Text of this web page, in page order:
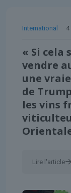
International
« Si cela
vendre
une
de
les vins
Lire l'article